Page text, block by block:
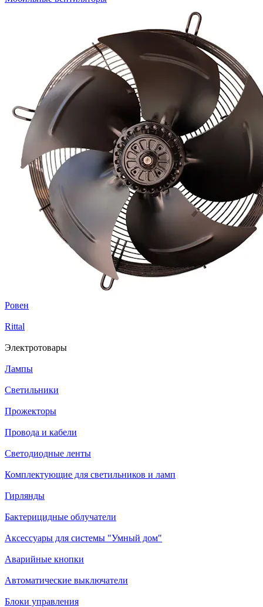
Ровен
Rittal
Электротовары
Лампы
Светильники
Прожекторы
Провода и кабели
Светодиодные ленты
Комплектующие для светильников и ламп
Гирлянды
Бактерицидные облучатели
Аксессуары для системы "Умный дом"
Аварийные кнопки
Автоматические выключатели
Блоки управления